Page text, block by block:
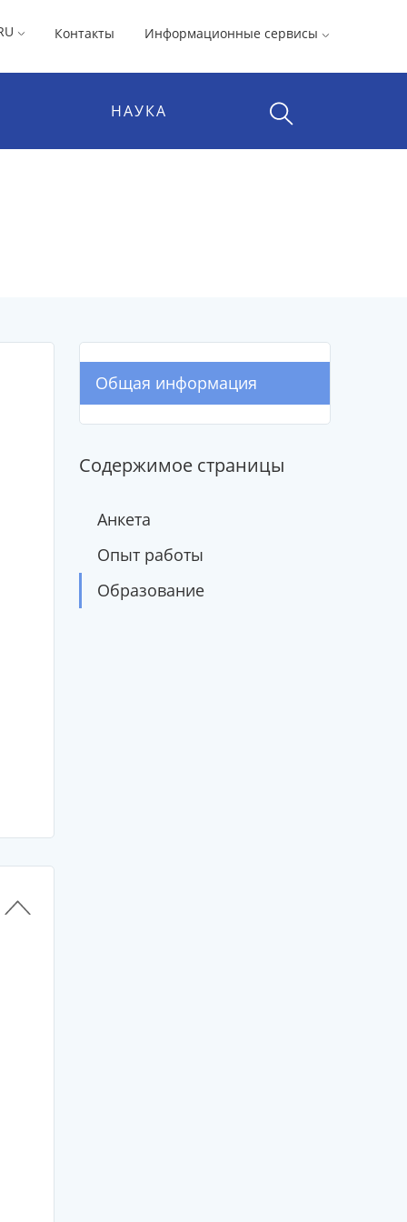
Контакты Информационные сервисы
НАУКА
Общая информация
Содержимое страницы
Анкета
Опыт работы
Образование